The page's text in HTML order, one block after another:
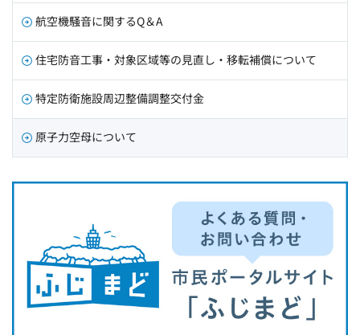
航空機騒音に関するQ＆A
住宅防音工事・対象区域等の見直し・移転補償について
特定防衛施設周辺整備調整交付金
原子力空母について